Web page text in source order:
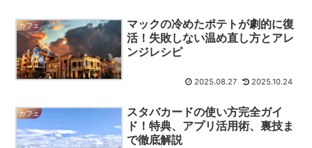
カフェ
マックの冷めたポテトが劇的に復
活！失敗しない温め直し方とアレ
ンジレシピ
2025.08.27 2025.10.24
カフェ
スタバカードの使い方完全ガイ
ド！特典、アプリ活用術、裏技ま
で徹底解説